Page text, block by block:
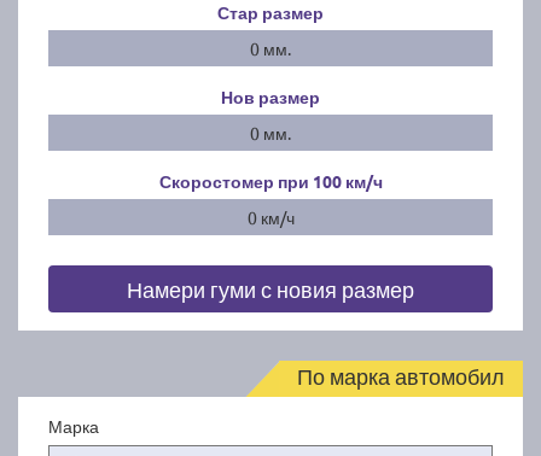
Стар размер
0 мм.
Нов размер
0 мм.
Скоростомер при 100 км/ч
0 км/ч
Намери гуми с новия размер
По марка автомобил
Марка